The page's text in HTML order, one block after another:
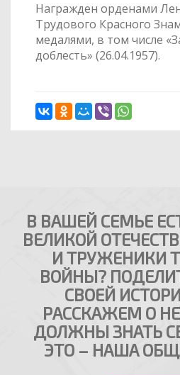
Награжден орденами
Трудового Красного
медалями, в том числе
доблесть» (26.04.1957).
В ВАШЕЙ СЕМЬЕ
ВЕЛИКОЙ
И ТРУЖЕНИКИ
ВОЙНЫ?
СВОЕЙ
РАССКАЖЕМ О
ДОЛЖНЫ ЗНАТЬ
ЭТО – НАША